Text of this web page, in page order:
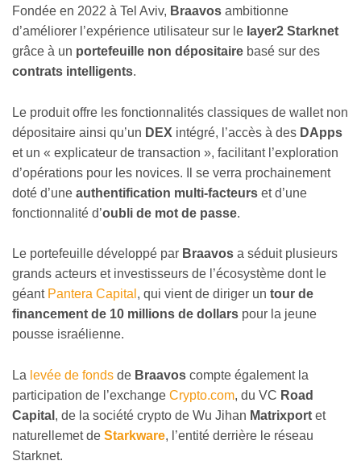
Fondée en 2022 à Tel Aviv, Braavos ambitionne
d’améliorer l’expérience utilisateur sur le layer2 Starknet
grâce à un portefeuille non dépositaire basé sur des
contrats intelligents.
Le produit offre les fonctionnalités classiques de wallet non
dépositaire ainsi qu’un DEX intégré, l’accès à des DApps
et un « explicateur de transaction », facilitant l’exploration
d’opérations pour les novices. Il se verra prochainement
doté d’une authentification multi-facteurs et d’une
fonctionnalité d’oubli de mot de passe.
Le portefeuille développé par Braavos a séduit plusieurs
grands acteurs et investisseurs de l’écosystème dont le
géant Pantera Capital , qui vient de diriger un tour de
financement de 10 millions de dollars pour la jeune
pousse israélienne.
La levée de fonds de Braavos compte également la
participation de l’exchange Crypto.com, du VC Road
Capital , de la société crypto de Wu Jihan Matrixport et
naturellemet de Starkware, l’entité derrière le réseau
Starknet.